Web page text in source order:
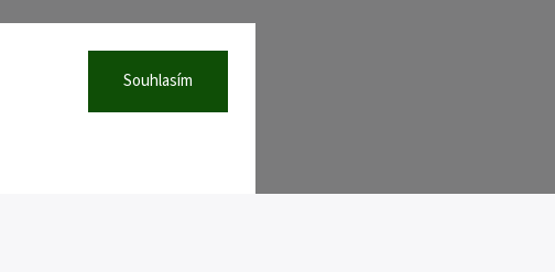
Souhlasím